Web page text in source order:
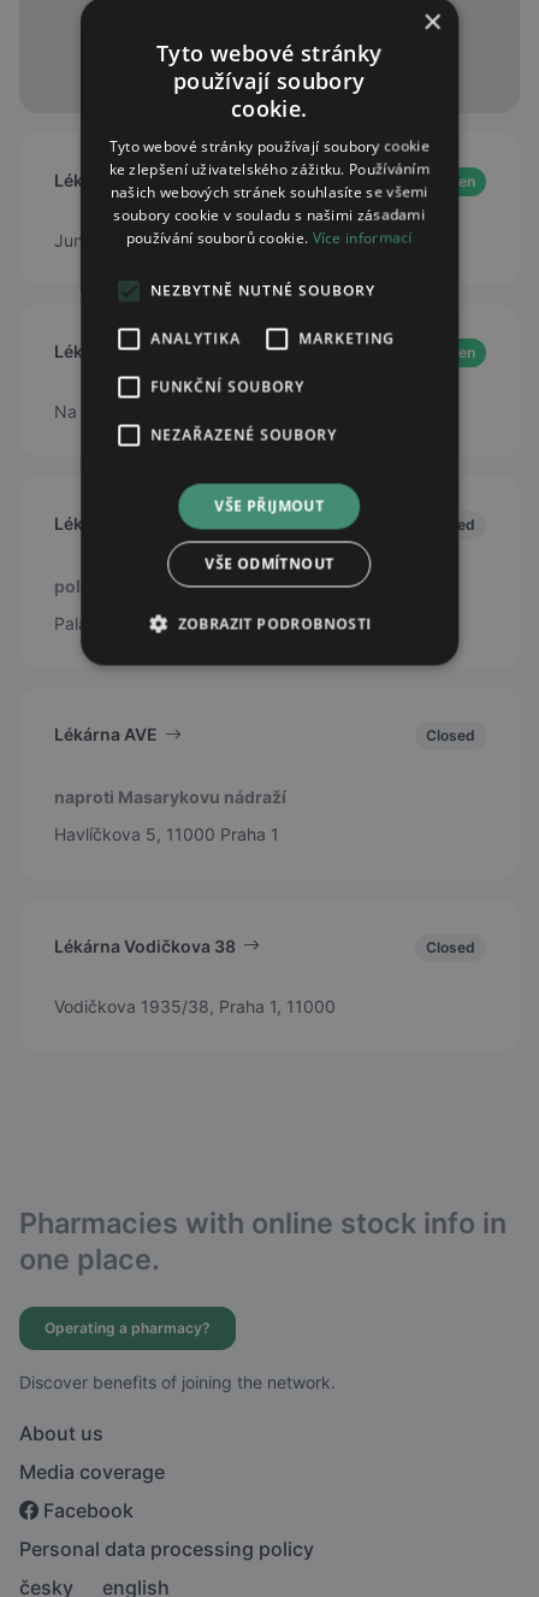
Lékárna AVE Open
Jungmannovo náměstí 763/3, Praha 1, 11000
Lékárna Nemocnice Na Františku Open
Na Františku 847/8
Lékárna Palackého Closed
poliklinika Palackého
Palackého 720/5, Praha 1, 11000
Lékárna AVE Closed
naproti Masarykovu nádraží
Havlíčkova 5, 11000 Praha 1
Lékárna Vodičkova 38 Closed
Vodičkova 1935/38, Praha 1, 11000
Pharmacies with online stock info in
one place.
Operating a pharmacy?
Discover benefits of joining the network.
About us
Media coverage
Facebook
Personal data processing policy
česky
english
×
Tyto webové stránky
používají soubory
cookie.
Tyto webové stránky používají soubory cookie
ke zlepšení uživatelského zážitku. Používáním
našich webových stránek souhlasíte se všemi
soubory cookie v souladu s našimi zásadami
používání souborů cookie. Více informací
NEZBYTNĚ NUTNÉ SOUBORY
ANALYTIKA MARKETING
FUNKČNÍ SOUBORY
NEZAŘAZENÉ SOUBORY
VŠE PŘIJMOUT
VŠE ODMÍTNOUT
ZOBRAZIT PODROBNOSTI